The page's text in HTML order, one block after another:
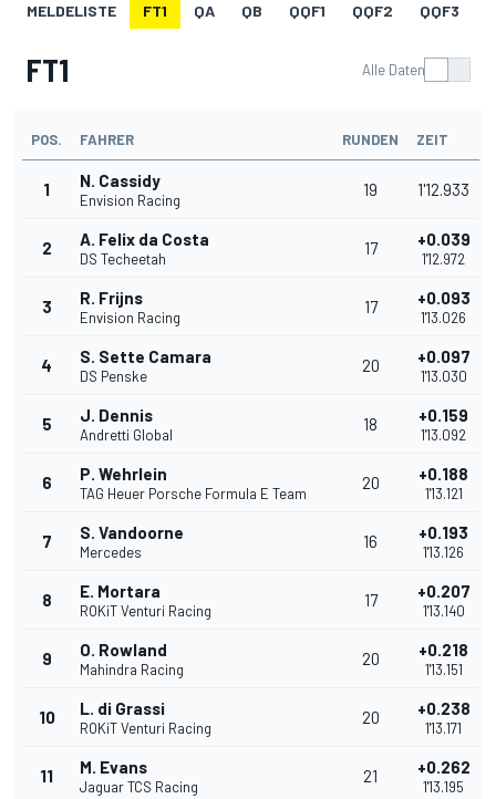
MELDELISTE FT1 QA QB QQF1 QQF2 QQF3
FT1 Alle Daten
POS. FAHRER RUNDEN ZEIT
1 N. Cassidy
Envision Racing
19 1'12.933
2 A. Felix da Costa
DS Techeetah
17 +0.039
1'12.972
3 R. Frijns
Envision Racing
17 +0.093
1'13.026
4 S. Sette Camara
DS Penske
20 +0.097
1'13.030
5 J. Dennis
Andretti Global
18 +0.159
1'13.092
6 P. Wehrlein
TAG Heuer Porsche Formula E Team
20 +0.188
1'13.121
7 S. Vandoorne
Mercedes
16 +0.193
1'13.126
8 E. Mortara
ROKiT Venturi Racing
17 +0.207
1'13.140
9 O. Rowland
Mahindra Racing
20 +0.218
1'13.151
10 L. di Grassi
ROKiT Venturi Racing
20 +0.238
1'13.171
11 M. Evans
Jaguar TCS Racing
21 +0.262
1'13.195